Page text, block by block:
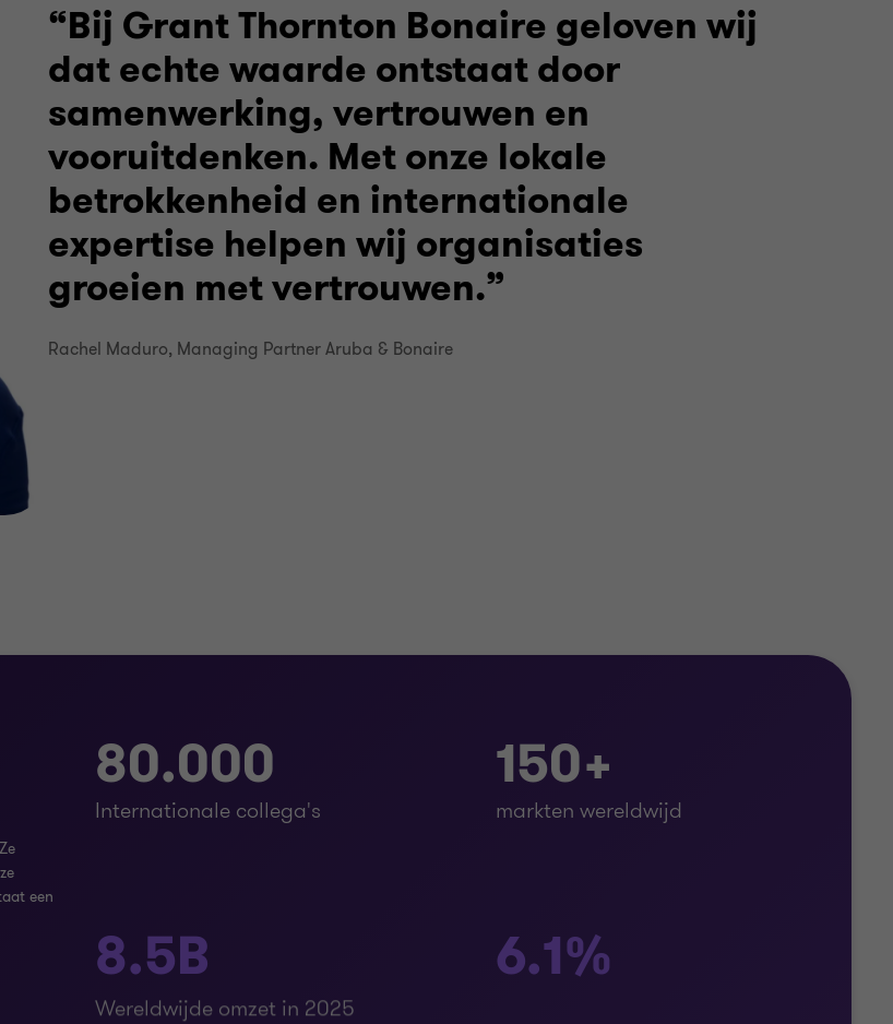
Bij Grant Thornton Bonaire geloven wij
dat echte waarde ontstaat door
samenwerking, vertrouwen en
vooruitdenken. Met onze lokale
betrokkenheid en internationale
expertise helpen wij organisaties
groeien met vertrouwen.
Rachel Maduro, Managing Partner Aruba & Bonaire
een
80.000
Internationale collega's
150+
markten wereldwijd
8.5B
Wereldwijde omzet in 2025
6.1%